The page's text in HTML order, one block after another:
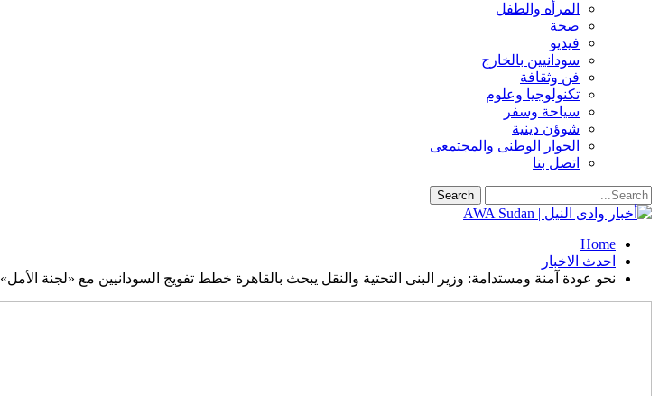
المرأه والطفل
صحة
فيديو
سودانيين بالخارج
فن وثقافة
تكنولوجيا وعلوم
سياحة وسفر
شوؤن دينية
الحوار الوطنى والمجتمعى
اتصل بنا
Home
احدث الاخبار
نحو عودة آمنة ومستدامة: وزير البنى التحتية والنقل يبحث بالقاهرة خطط تفويج السودانيين مع «لجنة الأمل»